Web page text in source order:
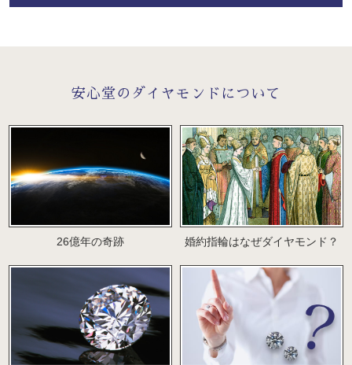
安心堂のダイヤモンドについて
26億年の奇跡 婚約指輪はなぜダイヤモンド？